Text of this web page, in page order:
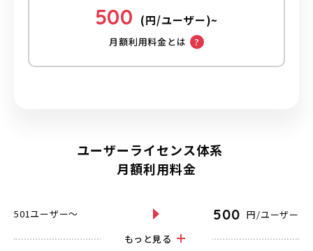
500 (円/ユーザー)~
月額利用料金​とは
ユーザーライセンス体系
月額利用料金​
501ユーザー～ 500 円/ユーザー
もっと見る